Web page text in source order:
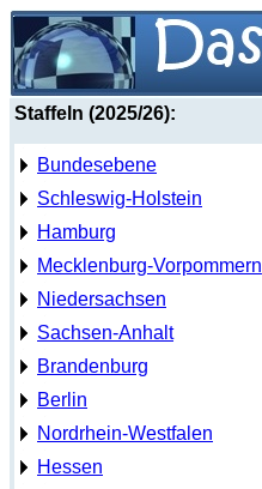
Staffeln (2025/26):
Bundesebene
Schleswig-Holstein
Hamburg
Mecklenburg-Vorpommern
Niedersachsen
Sachsen-Anhalt
Brandenburg
Berlin
Nordrhein-Westfalen
Hessen